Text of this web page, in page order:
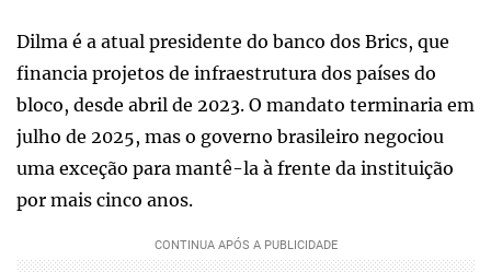
Dilma é a atual presidente do banco dos Brics, que
financia projetos de infraestrutura dos países do
bloco, desde abril de 2023. O mandato terminaria em
julho de 2025, mas o governo brasileiro negociou
uma exceção para mantê-la à frente da instituição
por mais cinco anos.